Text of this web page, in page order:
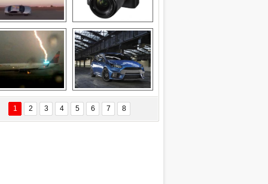
Savaş uçağı
pilotundan
muhteşem gösteri
Sony Alpha 7R II ön
inceleme
Delta uçağına
yıldırım çarptı
Ford Focus RS
(2015)
1 2 3 4 5 6 7 8